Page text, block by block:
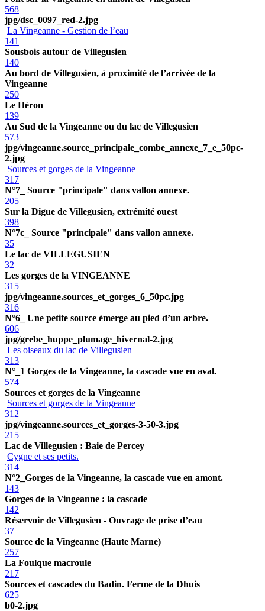
568
jpg/dsc_0097_red-2.jpg
La Vingeanne - Gestion de l’eau
141
Sousbois autour de Villegusien
140
Au bord de Villegusien, à proximité de l’arrivée de la
Vingeanne
250
Le Héron
139
Au Sud de la Vingeanne ou du lac de Villegusien
573
jpg/vingeanne.source_principale_combe_annexe_7_e_50pc-
2.jpg
Sources et gorges de la Vingeanne
317
N°7_ Source "principale" dans vallon annexe.
205
Sur la Digue de Villegusien, extrémité ouest
398
N°7c_ Source "principale" dans vallon annexe.
35
Le lac de VILLEGUSIEN
32
Les gorges de la VINGEANNE
315
jpg/vingeanne.sources_et_gorges_6_50pc.jpg
316
N°6_ Une petite source émerge au pied d’un arbre.
606
jpg/grebe_huppe_plumage_hivernal-2.jpg
Les oiseaux du lac de Villegusien
313
N°_1 Gorges de la Vingeanne, la cascade vue en aval.
574
Sources et gorges de la Vingeanne
Sources et gorges de la Vingeanne
312
jpg/vingeanne.sources_et_gorges-3-50-3.jpg
215
Lac de Villegusien : Baie de Percey
Cygne et ses petits.
314
N°2_Gorges de la Vingeanne, la cascade vue en amont.
143
Gorges de la Vingeanne : la cascade
142
Réservoir de Villegusien - Ouvrage de prise d’eau
37
Source de la Vingeanne (Haute Marne)
257
La Foulque macroule
217
Sources et cascades du Badin. Ferme de la Dhuis
625
b0-2.jpg